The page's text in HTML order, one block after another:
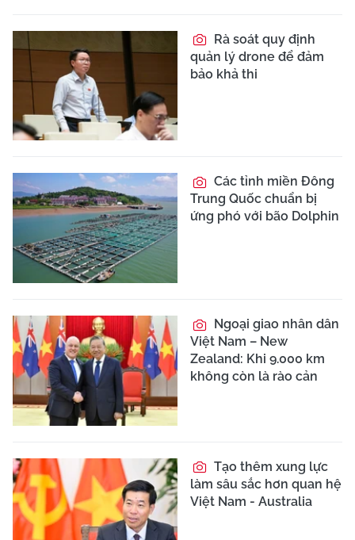
Rà soát quy định
quản lý drone để đảm
bảo khả thi
Các tỉnh miền Đông
Trung Quốc chuẩn bị
ứng phó với bão Dolphin
Ngoại giao nhân dân
Việt Nam – New
Zealand: Khi 9.000 km
không còn là rào cản
Tạo thêm xung lực
làm sâu sắc hơn quan hệ
Việt Nam - Australia